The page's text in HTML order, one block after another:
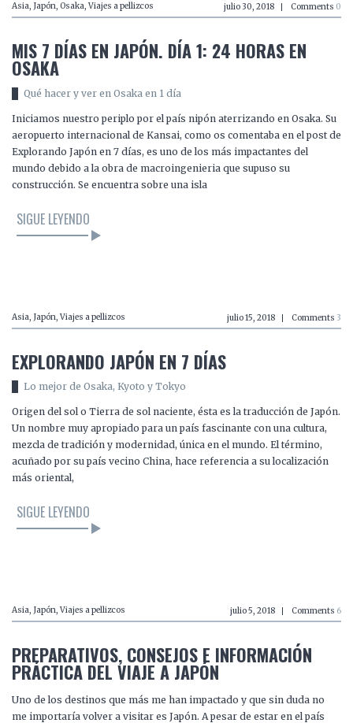
Asia, Japón, Osaka, Viajes a pellizcos julio 30, 2018 Comments 0
MIS 7 DÍAS EN JAPÓN. DÍA 1: 24 HORAS EN
OSAKA
Qué hacer y ver en Osaka en 1 día
Iniciamos nuestro periplo por el país nipón aterrizando en Osaka. Su
aeropuerto internacional de Kansai, como os comentaba en el post de
Explorando Japón en 7 días, es uno de los más impactantes del
mundo debido a la obra de macroingenieria que supuso su
construcción. Se encuentra sobre una isla
SIGUE LEYENDO
Asia, Japón, Viajes a pellizcos julio 15, 2018 Comments 3
EXPLORANDO JAPÓN EN 7 DÍAS
Lo mejor de Osaka, Kyoto y Tokyo
Origen del sol o Tierra de sol naciente, ésta es la traducción de Japón.
Un nombre muy apropiado para un país fascinante con una cultura,
mezcla de tradición y modernidad, única en el mundo. El término,
acuñado por su país vecino China, hace referencia a su localización
más oriental,
SIGUE LEYENDO
Asia, Japón, Viajes a pellizcos julio 5, 2018 Comments 6
PREPARATIVOS, CONSEJOS E INFORMACIÓN
PRÁCTICA DEL VIAJE A JAPÓN
Uno de los destinos que más me han impactado y que sin duda no
me importaría volver a visitar es Japón. A pesar de estar en el país